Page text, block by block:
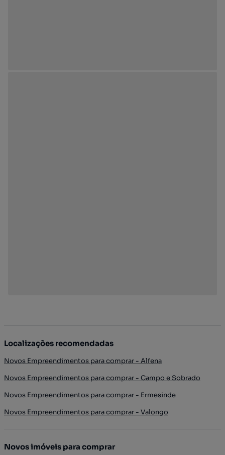
Localizações recomendadas
Novos Empreendimentos para comprar - Alfena
Novos Empreendimentos para comprar - Campo e Sobrado
Novos Empreendimentos para comprar - Ermesinde
Novos Empreendimentos para comprar - Valongo
Novos imóveis para comprar